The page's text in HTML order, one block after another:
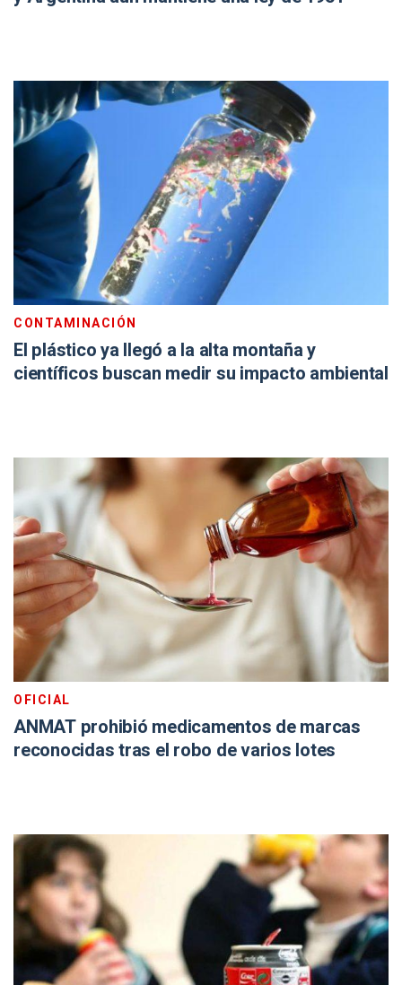
CONTAMINACIÓN
El plástico ya llegó a la alta montaña y
científicos buscan medir su impacto ambiental
OFICIAL
ANMAT prohibió medicamentos de marcas
reconocidas tras el robo de varios lotes